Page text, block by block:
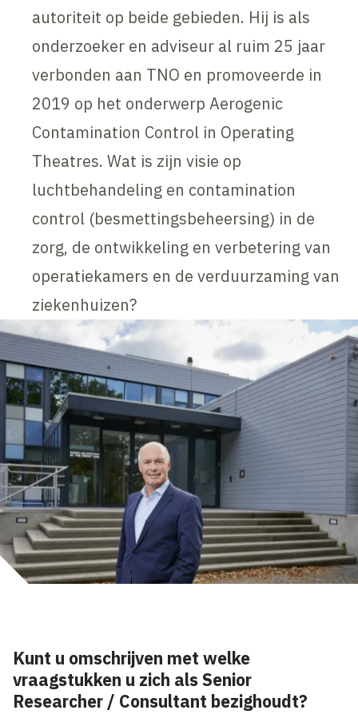
autoriteit op beide gebieden. Hij is als
onderzoeker en adviseur al ruim 25 jaar
verbonden aan TNO en promoveerde in
2019 op het onderwerp Aerogenic
Contamination Control in Operating
Theatres. Wat is zijn visie op
luchtbehandeling en contamination
control (besmettingsbeheersing) in de
zorg, de ontwikkeling en verbetering van
operatiekamers en de verduurzaming van
ziekenhuizen?
Kunt u omschrijven met welke
vraagstukken u zich als Senior
Researcher / Consultant bezighoudt?